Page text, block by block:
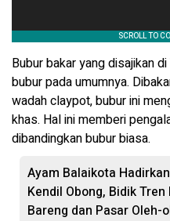
Bubur bakar yang disajikan
bubur pada umumnya.
wadah claypot, bubur ini
khas. Hal ini memberi
dibandingkan bubur biasa.
Ayam Balaikota
Kendil Obong, Bidik Tren
Bareng dan Pasar Oleh-